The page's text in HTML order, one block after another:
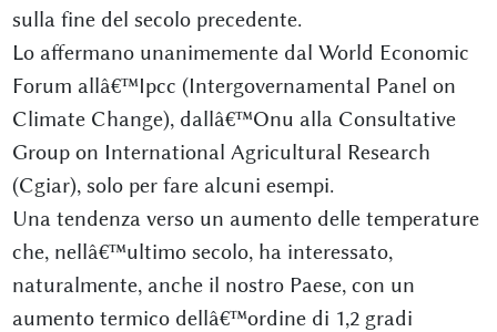
sulla fine del secolo precedente.
Lo affermano unanimemente dal World Economic
Forum allâ€™Ipcc (Intergovernamental Panel on
Climate Change), dallâ€™Onu alla Consultative
Group on International Agricultural Research
(Cgiar), solo per fare alcuni esempi.
Una tendenza verso un aumento delle temperature
che, nellâ€™ultimo secolo, ha interessato,
naturalmente, anche il nostro Paese, con un
aumento termico dellâ€™ordine di 1,2 gradi